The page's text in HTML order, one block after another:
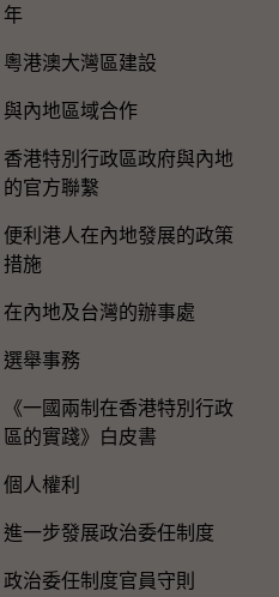
年
粵港澳大灣區建設
與內地區域合作
香港特別行政區政府與內地
的官方聯繫
便利港人在內地發展的政策
措施
在內地及台灣的辦事處
選舉事務
《一國兩制在香港特別行政
區的實踐》白皮書
個人權利
進一步發展政治委任制度
政治委任制度官員守則